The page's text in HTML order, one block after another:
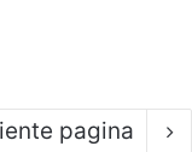
pagina